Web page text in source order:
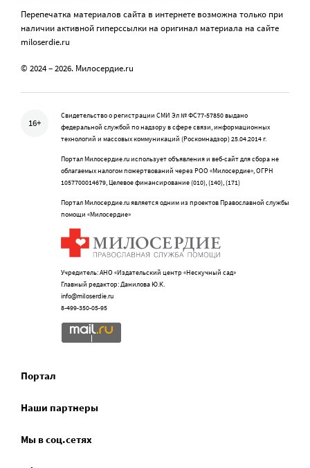
Перепечатка материалов сайта в интернете возможна только при
наличии активной гиперссылки на оригинал материала на сайте
miloserdie.ru
© 2024 – 2026. Милосердие.ru
16+
Свидетельство о регистрации СМИ Эл № ФС77-57850 выдано
федеральной службой по надзору в сфере связи, информационных
технологий и массовых коммуникаций (Роскомнадзор) 25.04.2014 г.
Портал Милосердие.ru использует объявления и веб-сайт для сбора не
облагаемых налогом пожертвований через РОО «Милосердие», ОГРН
1057700014679, Целевое финансирование (010), (140), (171)
Портал Милосердие.ru является одним из проектов Православной службы
помощи «Милосердие»
Учредитель: АНО «Издательский центр «Нескучный сад»
Главный редактор: Данилова Ю.К.
info@miloserdie.ru
8-499-350-05-95
Портал
Наши партнеры
Мы в соц.сетях